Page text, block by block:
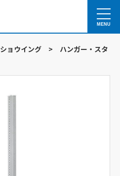
MENU
ショウイング >
ハンガー・スタ